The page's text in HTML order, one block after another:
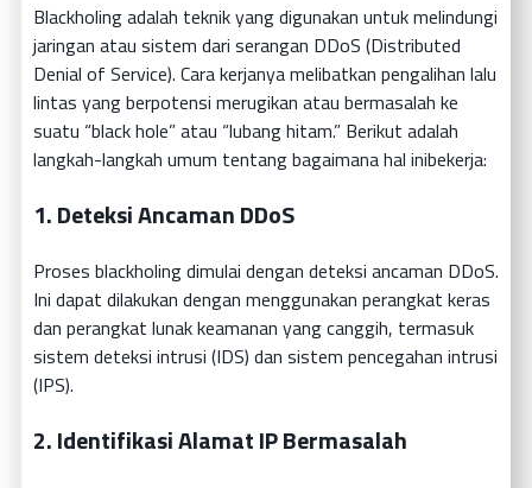
Blackholing adalah teknik yang digunakan untuk melindungi
jaringan atau sistem dari serangan DDoS (Distributed
Denial of Service). Cara kerjanya melibatkan pengalihan lalu
lintas yang berpotensi merugikan atau bermasalah ke
suatu “black hole” atau “lubang hitam.” Berikut adalah
langkah-langkah umum tentang bagaimana hal inibekerja:
1.Deteksi Ancaman DDoS
Proses blackholing dimulai dengan deteksi ancaman DDoS.
Ini dapat dilakukan dengan menggunakan perangkat keras
dan perangkat lunak keamanan yang canggih, termasuk
sistem deteksi intrusi (IDS) dan sistem pencegahan intrusi
(IPS).
2.Identifikasi Alamat IP Bermasalah